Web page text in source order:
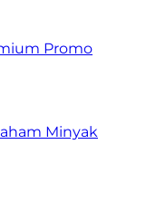
Promo
Minyak